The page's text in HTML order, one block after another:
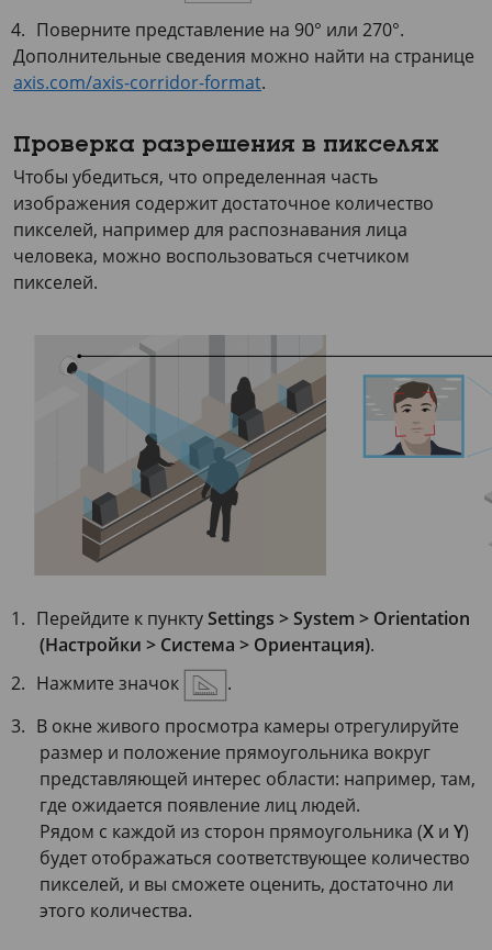
Поверните представление на 90° или 270°.
Дополнительные сведения можно найти на странице
axis.com/axis-corridor-format.
Проверка разрешения в пикселях
Чтобы убедиться, что определенная часть
изображения содержит достаточное количество
пикселей, например для распознавания лица
человека, можно воспользоваться счетчиком
пикселей.
Перейдите к пунктуSettings > System > Orientation
(Настройки > Система > Ориентация).
Нажмите значок
.
В окне живого просмотра камеры отрегулируйте
размер и положение прямоугольника вокруг
представляющей интерес области: например, там,
где ожидается появление лиц людей.
Рядом с каждой из сторон прямоугольника (X и Y)
будет отображаться соответствующее количество
пикселей, и вы сможете оценить, достаточно ли
этого количества.